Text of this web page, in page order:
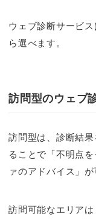
ウェブ診断サービ
ら選べます。
訪問型のウェブ
訪問型は、診断結
ることで「不明点
ァのアドバイス」が
訪問可能なエリアは